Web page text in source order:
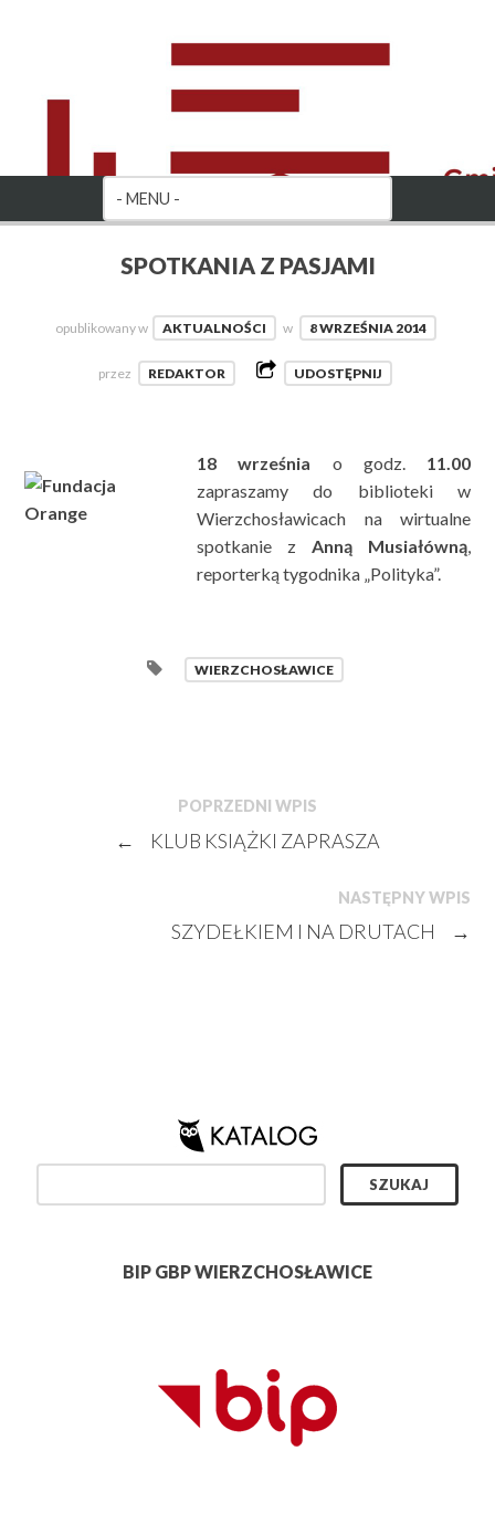
SPOTKANIA Z PASJAMI
opublikowany w AKTUALNOŚCI w 8 WRZEŚNIA 2014
przez REDAKTOR UDOSTĘPNIJ
18 września o godz. 11.00
zapraszamy do biblioteki w
Wierzchosławicach na wirtualne
spotkanie z Anną Musiałówną,
reporterką tygodnika „Polityka”.
WIERZCHOSŁAWICE
POPRZEDNI WPIS
← KLUB KSIĄŻKI ZAPRASZA
NASTĘPNY WPIS
SZYDEŁKIEM I NA DRUTACH →
BIP GBP WIERZCHOSŁAWICE